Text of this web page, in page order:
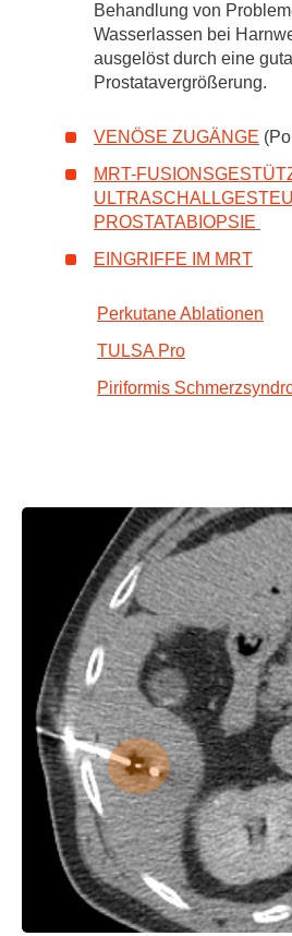
Behandlung von
Wasserlassen bei
ausgelöst durch eine
Prostatavergrößerung.
VENÖSE ZUGÄNGE
MRT-
PROSTATABIOPSIE
EINGRIFFE IM MRT
Perkutane Ablationen
TULSA Pro
Piriformis